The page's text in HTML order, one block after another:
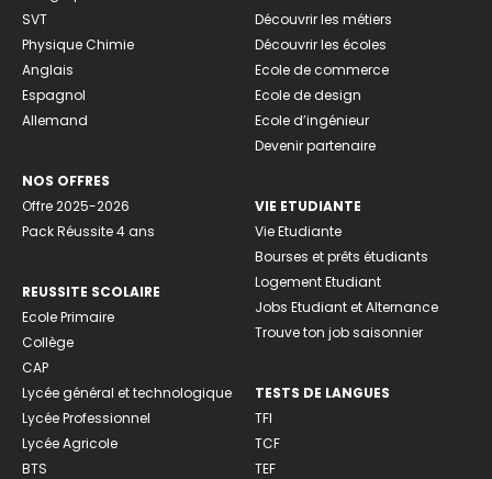
SVT
Physique Chimie
Anglais
Espagnol
Allemand
NOS OFFRES
Offre 2025-2026
Pack Réussite 4 ans
REUSSITE SCOLAIRE
Ecole Primaire
Collège
CAP
Lycée général et technologique
Lycée Professionnel
Lycée Agricole
BTS
Découvrir les métiers
Découvrir les écoles
Ecole de commerce
Ecole de design
Ecole d’ingénieur
Devenir partenaire
VIE ETUDIANTE
Vie Etudiante
Bourses et prêts étudiants
Logement Etudiant
Jobs Etudiant et Alternance
Trouve ton job saisonnier
TESTS DE LANGUES
TFI
TCF
TEF